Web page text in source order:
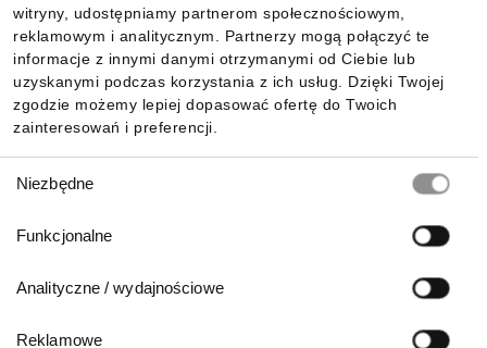
witryny, udostępniamy partnerom społecznościowym,
reklamowym i analitycznym. Partnerzy mogą połączyć te
informacje z innymi danymi otrzymanymi od Ciebie lub
uzyskanymi podczas korzystania z ich usług. Dzięki Twojej
zgodzie możemy lepiej dopasować ofertę do Twoich
zainteresowań i preferencji.
zgody
Niezbędne
Funkcjonalne
Analityczne / wydajnościowe
Reklamowe
Pobierz naszą aplikację mobilną: